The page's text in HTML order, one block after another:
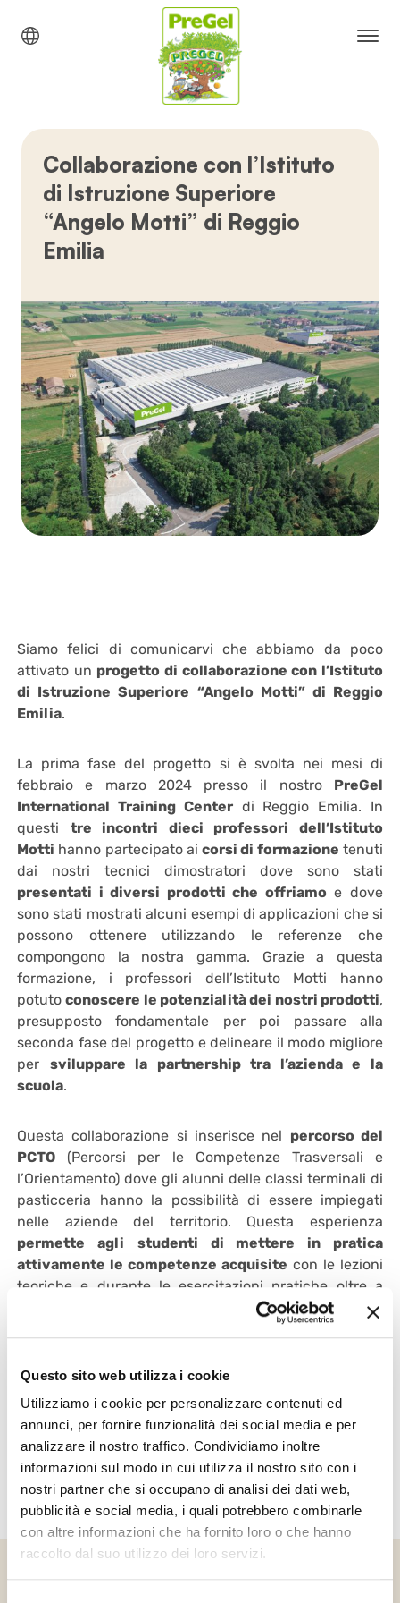
Questo sito web utilizza i cookie
Utilizziamo i cookie per personalizzare contenuti ed
annunci, per fornire funzionalità dei social media e per
analizzare il nostro traffico. Condividiamo inoltre
informazioni sul modo in cui utilizza il nostro sito con i
nostri partner che si occupano di analisi dei dati web,
pubblicità e social media, i quali potrebbero combinarle
con altre informazioni che ha fornito loro o che hanno
raccolto dal suo utilizzo dei loro servizi.
Collaborazione con l’Istituto
di Istruzione Superiore
“Angelo Motti” di Reggio
Emilia
Siamo felici di comunicarvi che abbiamo da poco
attivato un progetto di collaborazione con l’Istituto
di Istruzione Superiore “Angelo Motti” di Reggio
Emilia.
La prima fase del progetto si è svolta nei mesi di
febbraio e marzo 2024 presso il nostro PreGel
International Training Centerdi Reggio Emilia. In
questi tre incontri dieci professori dell’Istituto
Motti hanno partecipato aicorsi di formazione tenuti
dai nostri tecnici dimostratori dove sono stati
presentati i diversi prodotti che offriamoe dove
sono stati mostrati alcuni esempi di applicazioni che si
possono ottenere utilizzando le referenze che
compongono la nostra gamma. Grazie a questa
formazione, i professori dell’Istituto Motti hanno
potutoconoscere le potenzialità dei nostri prodotti,
presupposto fondamentale per poi passare alla
seconda fase del progetto e delineare il modo migliore
per sviluppare la partnership tra l’azienda e la
scuola.
Questa collaborazione si inserisce nel percorso del
PCTO (Percorsi per le Competenze Trasversali e
l’Orientamento) dove gli alunni delle classi terminali di
pasticceria hanno la possibilità di essere impiegati
nelle aziende del territorio. Questa esperienza
permette agli
studenti di mettere in pratica
attivamente le competenze acquisite con le lezioni
teoriche e durante le esercitazioni pratiche oltre a
consentirgli di studiare nuove soluzioni innovative
volte a rispondere alle richieste del mercato. Queste
degli studi degli studenti o di una eventuale
08/04/2024